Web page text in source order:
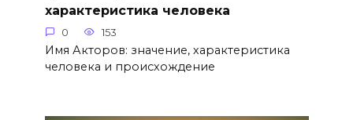
характеристика человека
0 153
Имя Акторов: значение, характеристика
человека и происхождение